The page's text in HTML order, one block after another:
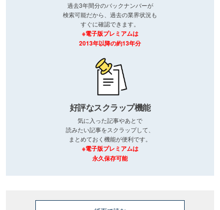
過去3年間分のバックナンバーが
検索可能だから、過去の業界状況も
すぐに確認できます。
※電子版プレミアムは
2013年以降の約13年分
好評なスクラップ機能
気に入った記事やあとで
読みたい記事をスクラップして、
まとめておく機能が便利です。
※電子版プレミアムは
永久保存可能